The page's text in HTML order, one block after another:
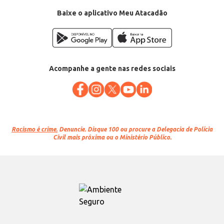
Baixe o aplicativo Meu Atacadão
Acompanhe a gente nas redes sociais
Racismo é crime. Denuncie. Disque 100 ou procure a Delegacia de Polícia
Civil mais próxima ou o Ministério Público.